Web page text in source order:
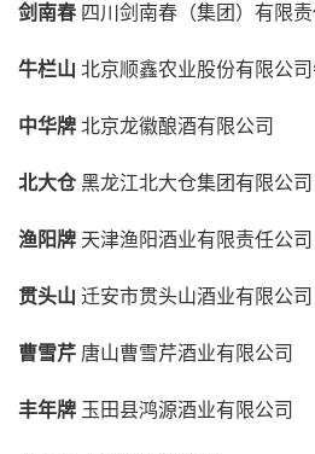
剑南春四川剑南春（集团）有限责
牛栏山 北京顺鑫农业股份有限公
中华牌 北京龙徽酿酒有限公司
北大仓 黑龙江北大仓集团有限公司
渔阳牌 天津渔阳酒业有限责任公司
贯头山 迁安市贯头山酒业有限公司
曹雪芹 唐山曹雪芹酒业有限公司
丰年牌 玉田县鸿源酒业有限公司